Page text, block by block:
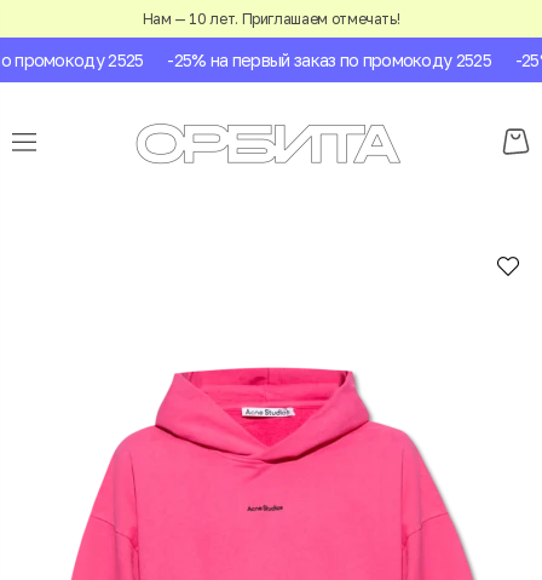
Нам — 10 лет. Приглашаем отмечать!
2525 -25% на первый заказ по промокоду 2525 -